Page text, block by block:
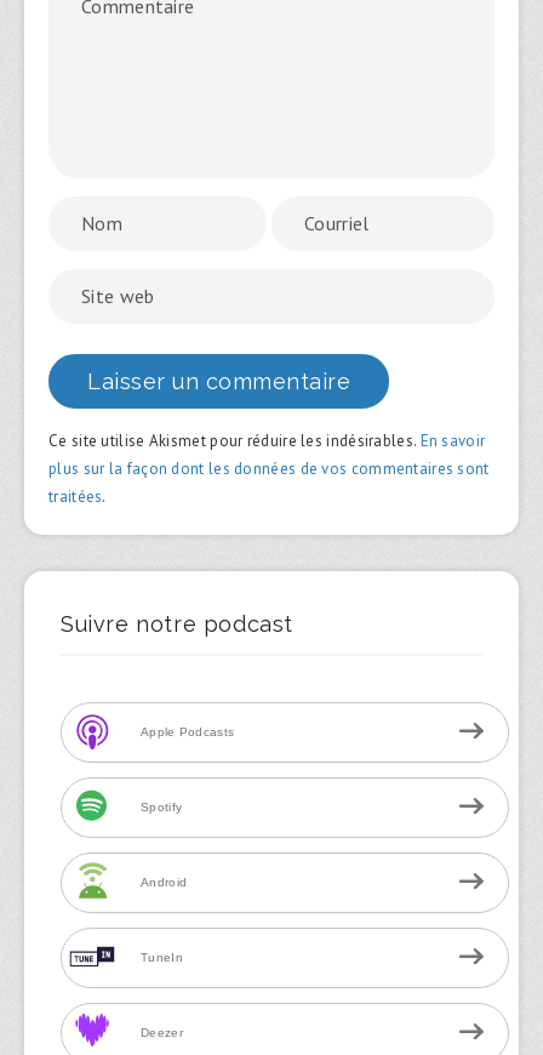
Ce site utilise Akismet pour réduire les indésirables. En savoir
plus sur la façon dont les données de vos commentaires sont
traitées.
Suivre notre podcast
Apple Podcasts
Spotify
Android
TuneIn
Deezer